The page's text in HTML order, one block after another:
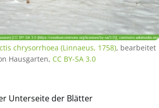
chrysorrhoea (Linnaeus, 1758), bearbeitet
Hausgarten, CC BY-SA 3.0
Unterseite der Blätter